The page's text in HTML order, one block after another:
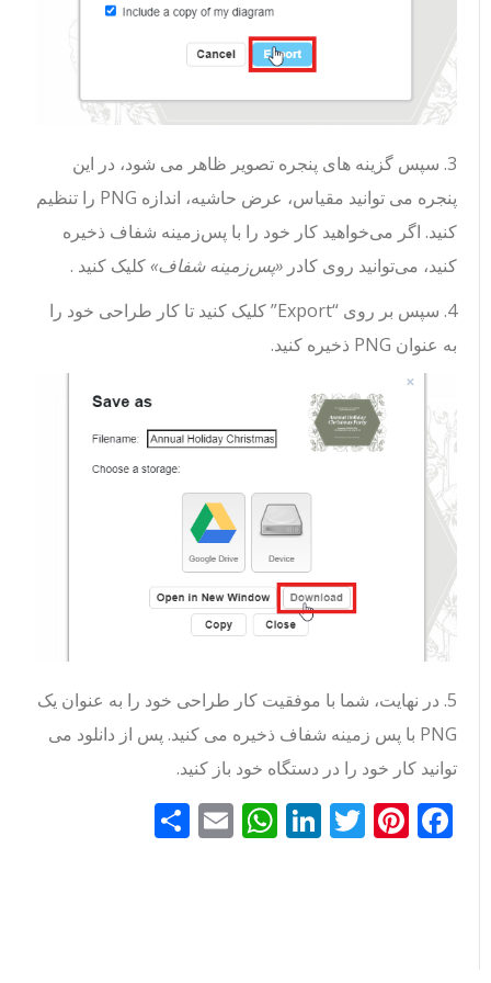
3. سپس گزینه های پنجره تصویر ظاهر می شود، در این
پنجره می توانید مقیاس، عرض حاشیه، اندازه PNG را تنظیم
کنید. اگر می‌خواهید کار خود را با پس‌زمینه شفاف ذخیره
کنید، می‌توانید روی کادر«پس‌زمینه شفاف»کلیک کنید .
4. سپس بر روی “Export” کلیک کنید تا کار طراحی خود را
به عنوان PNG ذخیره کنید.
5. در نهایت، شما با موفقیت کار طراحی خود را به عنوان یک
PNG با پس زمینه شفاف ذخیره می کنید. پس از دانلود می
توانید کار خود را در دستگاه خود باز کنید.
Facebook
Pinterest
Twitter
LinkedIn
WhatsApp
Emailاشتراک